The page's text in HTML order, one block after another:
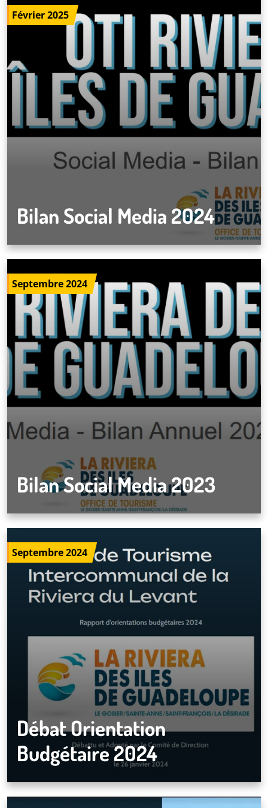
Février 2025
Bilan Social Media 2024
Septembre 2024
Bilan Social Media 2023
Septembre 2024
Débat Orientation
Budgétaire 2024